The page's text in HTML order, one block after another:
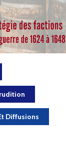
Diffusions